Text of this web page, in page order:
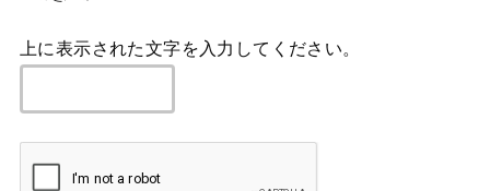
上に表示された文字を入力してください。